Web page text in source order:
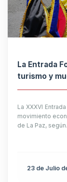
La Entrada
turismo y
La XXXVI
movimiento
de La Paz,
23 de Julio